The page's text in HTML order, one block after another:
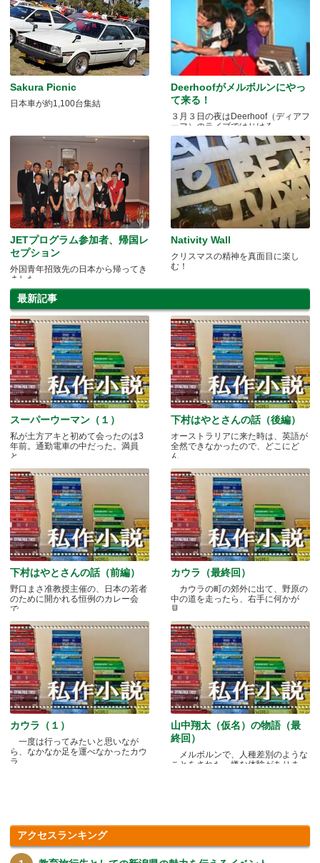
Sakura Picnic
日本車が約1,100台集結
Deerhoofがメルボルンにやっ
て来る！
３月３日の夜はDeerhoof（ディアフ
ーフ）のライブではじけろ
JETプログラム参加者、帰国レ
セプション
外国青年招致先の日本から帰ってき
ました
Nativity Wall
クリスマスの精神を真面目に楽し
む！
最新記事
スーパーウーマン（１）
私が土方アキと初めて会ったのは3
年前。通勤電車の中だった。満員
と.....
下村はやとさんの話（後編）
オーストラリアに来た時は、英語が
全然できなかったので、どこにど
ん.....
下村はやとさんの話（前編）
野口まさ准教授主催の、日本の若者
のために開かれる恒例のカレー会
で.....
カウラ（最終回）
カウラの町の郊外に出て、野原の
中の道を走ったら、右手に何かが
見.....
カウラ（１）
一度は行ってみたいと思いなが
ら、なかなか足を運べなかったカウ
ラ.....
山中翔太（仮名）の物語（最
終回）
メルボルンで、人種差別のような
ことをされた、嫌な体験がありま
アクセスランキング